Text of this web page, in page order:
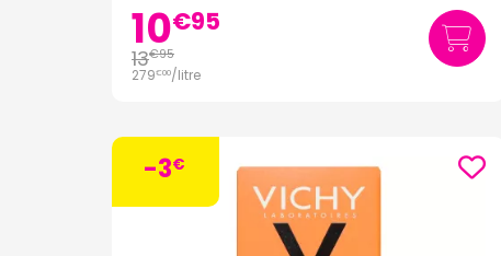
10€95
13€95
279€00/litre
-3€